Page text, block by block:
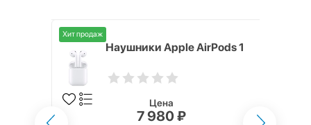
Хит продаж
Наушники Apple AirPods 1
Цена
7 980 ₽